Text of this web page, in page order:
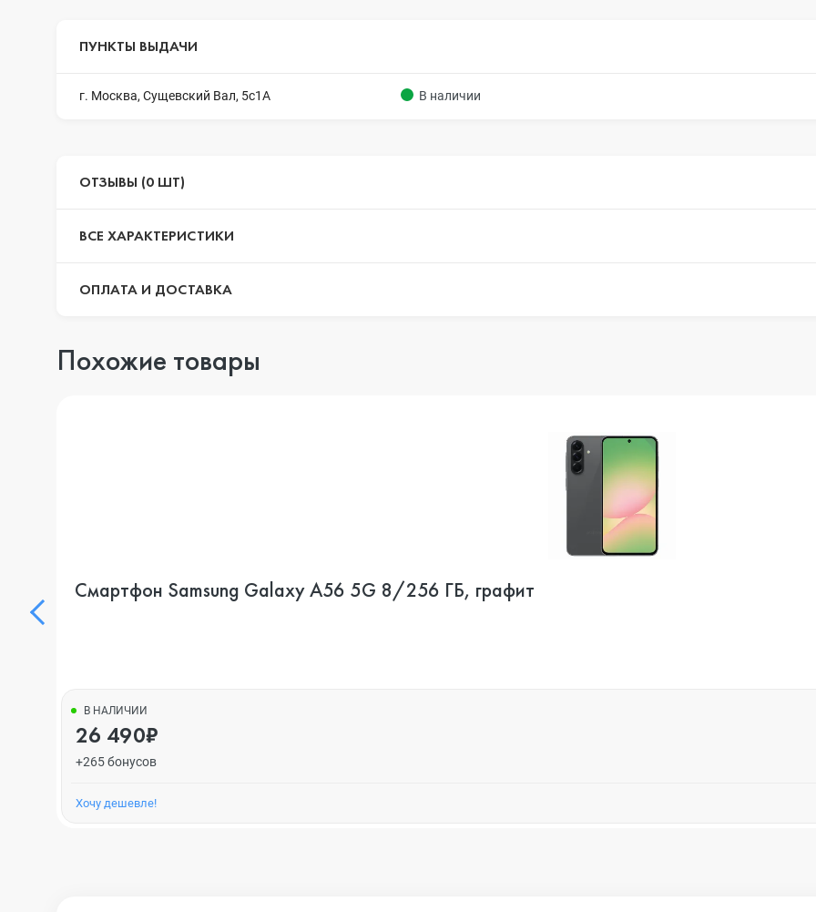
ПУНКТЫ ВЫДАЧИ
г. Москва, Сущевский Вал, 5с1А В наличии
ОТЗЫВЫ (0 ШТ)
ВСЕ ХАРАКТЕРИСТИКИ
ОПЛАТА И ДОСТАВКА
Похожие товары
Смартфон Samsung Galaxy A56 5G 8/256 ГБ, графит
В НАЛИЧИИ
26 490₽
+265 бонусов
Хочу дешевле!